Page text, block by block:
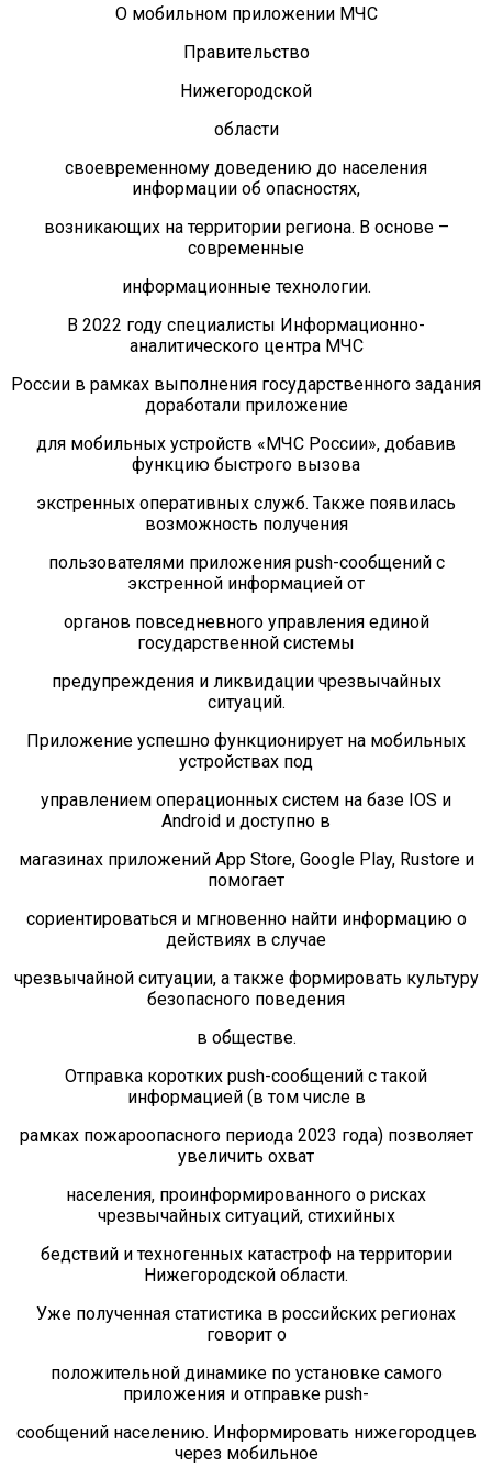
Каравелла
Космос
Мечта
Орбита
Пионер
Психолог спешит на помощь
06.05.2022 Наш дворик: до и после Победы
05.05.2022 Наш дворик: до и после Победы
26.04.2022 Экскурсия в лабораторию по
мониторингу загрязнения окружающей среды
Дзержинск
18.04.2022 Экскурсия в пожарную часть г.
17.04.2022 Военно-патриотический слёт "Эстафета
13.04.2022 Награждение волонтеров. Фото Р.
13.04.2022 Фестиваль "Профессия космонавт"
05.04.2022 В состоянии ресурса (экскурсия в
Дзержинский театр кукол)
30.03.2022 Большая психологическая игра
"Территория успеха" (3 часть)
"Территория успеха" (2 часть)
16.03.2022 Большая психологическая игра
"Территория успеха"
06.03.2022 Масленица на территории парка
"Утиное озеро"
03.03.2022 Масленица в клубе Бригантина
27.02.2022 Мальчишник - 2022
22.02.2022 Проект "Цифровая культура". Дагестан
27.01.2022 Большая психологическаяигра "Мир
открытых дверей"
О мобильном приложении МЧС
Правительство
Нижегородской
области
своевременному доведению до населения
информации об опасностях,
возникающих на территории региона. В основе –
современные
информационные технологии.
В 2022 году специалисты Информационно-
аналитического центра МЧС
России в рамках выполнения государственного задания
доработали приложение
для мобильных устройств «МЧС России», добавив
функцию быстрого вызова
экстренных оперативных служб. Также появилась
возможность получения
пользователями приложения push-сообщений с
экстренной информацией от
органов повседневного управления единой
государственной системы
предупреждения и ликвидации чрезвычайных
ситуаций.
Приложение успешно функционирует на мобильных
устройствах под
управлением операционных систем на базе IOS и
Android и доступно в
магазинах приложений App Store, Google Play, Rustore и
помогает
сориентироваться и мгновенно найти информацию о
действиях в случае
чрезвычайной ситуации, а также формировать культуру
безопасного поведения
в обществе.
Отправка коротких push-сообщений с такой
информацией (в том числе в
рамках пожароопасного периода 2023 года) позволяет
увеличить охват
населения, проинформированного о рисках
чрезвычайных ситуаций, стихийных
бедствий и техногенных катастроф на территории
Нижегородской области.
Уже полученная статистика в российских регионах
говорит о
положительной динамике по установке самого
приложения и отправке push-
сообщений населению. Информировать нижегородцев
через мобильное